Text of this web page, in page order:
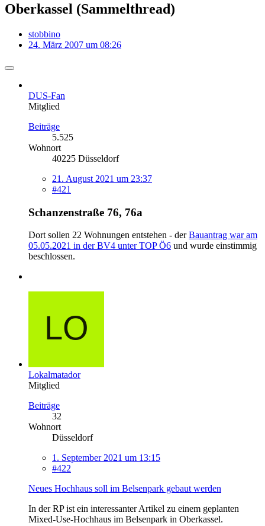
Oberkassel (Sammelthread)
stobbino
24. März 2007 um 08:26
DUS-Fan
Mitglied
Beiträge
5.525
Wohnort
40225 Düsseldorf
21. August 2021 um 23:37
#421
Schanzenstraße 76, 76a
Dort sollen 22 Wohnungen entstehen - derBauantrag war am
05.05.2021 in der BV4 unter TOP Ö6 und wurde einstimmig
beschlossen.
Lokalmatador
Mitglied
Beiträge
32
Wohnort
Düsseldorf
1. September 2021 um 13:15
#422
Neues Hochhaus soll im Belsenpark gebaut werden
In der RP ist ein interessanter Artikel zu einem geplanten
Mixed-Use-Hochhaus im Belsenpark in Oberkassel.